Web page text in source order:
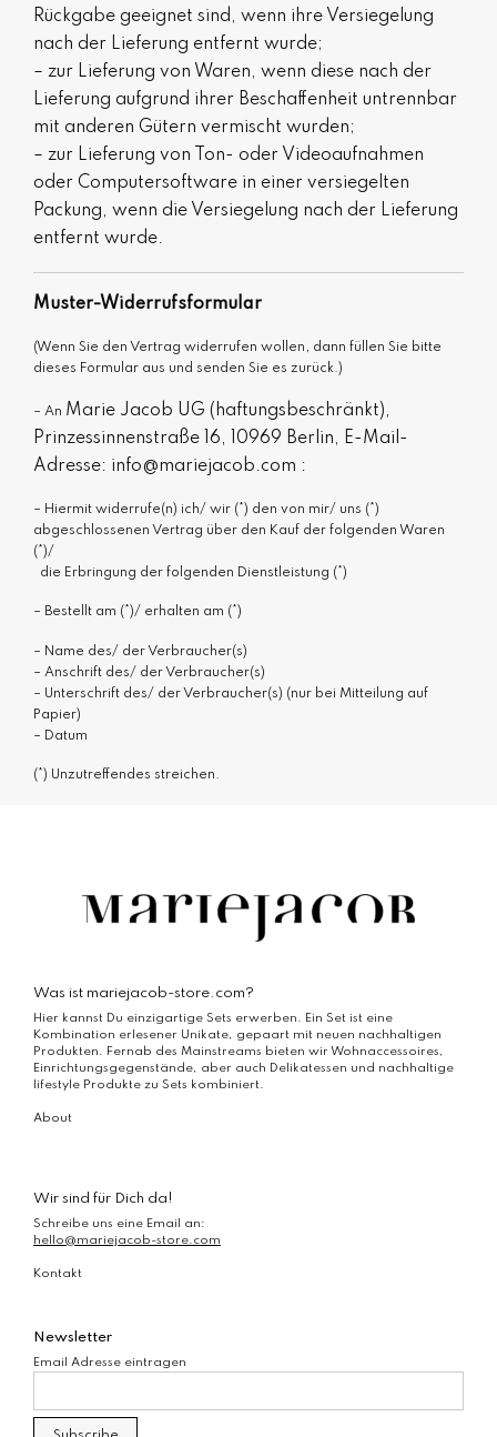
Rückgabe geeignet sind, wenn ihre Versiegelung
nach der Lieferung entfernt wurde;
– zur Lieferung von Waren, wenn diese nach der
Lieferung aufgrund ihrer Beschaffenheit untrennbar
mit anderen Gütern vermischt wurden;
– zur Lieferung von Ton- oder Videoaufnahmen
oder Computersoftware in einer versiegelten
Packung, wenn die Versiegelung nach der Lieferung
entfernt wurde.
Muster-Widerrufsformular
(Wenn Sie den Vertrag widerrufen wollen, dann füllen Sie bitte
dieses Formular aus und senden Sie es zurück.)
– An Marie Jacob UG (haftungsbeschränkt),
Prinzessinnenstraße 16, 10969 Berlin, E-Mail-
Adresse: info@mariejacob.com :
– Hiermit widerrufe(n) ich/ wir (*) den von mir/ uns (*)
abgeschlossenen Vertrag über den Kauf der folgenden Waren
(*)/
die Erbringung der folgenden Dienstleistung (*)
– Bestellt am (*)/ erhalten am (*)
– Name des/ der Verbraucher(s)
– Anschrift des/ der Verbraucher(s)
– Unterschrift des/ der Verbraucher(s) (nur bei Mitteilung auf
Papier)
– Datum
(*) Unzutreffendes streichen.
Was ist mariejacob-store.com?
Hier kannst Du einzigartige Sets erwerben. Ein Set ist eine
Kombination erlesener Unikate, gepaart mit neuen nachhaltigen
Produkten. Fernab des Mainstreams bieten wir Wohnaccessoires,
Einrichtungsgegenstände, aber auch Delikatessen und nachhaltige
lifestyle Produkte zu Sets kombiniert.
About
Wir sind für Dich da!
Schreibe uns eine Email an:
hello@mariejacob-store.com
Kontakt
Newsletter
Email Adresse eintragen